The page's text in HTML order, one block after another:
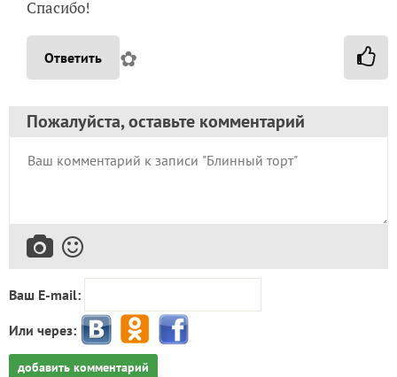
Спасибо!
Ответить ✿
Пожалуйста, оставьте комментарий
Ваш E-mail:
Или через:
добавить комментарий